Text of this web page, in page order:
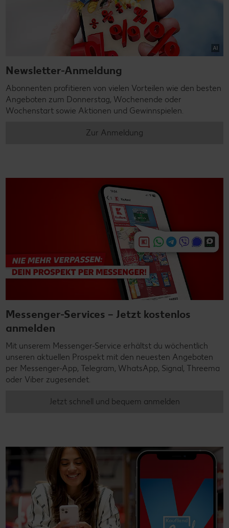
Newsletter-Anmeldung
Abonnenten profitieren von vielen Vorteilen wie den besten
Angeboten zum Donnerstag, Wochenende oder
Wochenstart sowie Aktionen und Gewinnspielen.
Zur Anmeldung
Messenger-Services – Jetzt kostenlos
anmelden
Mit unserem Messenger-Service erhältst du wöchentlich
unseren aktuellen Prospekt mit den neuesten Angeboten
per Messenger-App, Telegram, WhatsApp, Signal, Threema
oder Viber zugesendet.
Jetzt schnell und bequem anmelden